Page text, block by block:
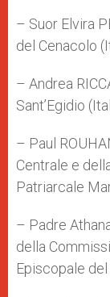
– Suor Elvira
del Cenacolo
– Andrea
Sant’Egidio
– Paul
Centrale e
Patriarcale
– Padre
della
Episcopale